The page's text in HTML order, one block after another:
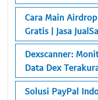
Cara Main
Gratis | Jasa
Dexscanner:
Data Dex
Solusi PayPal